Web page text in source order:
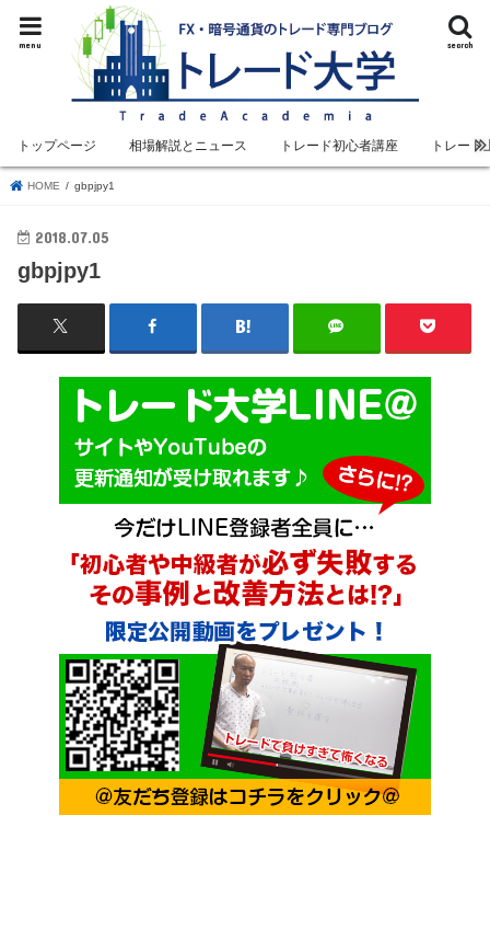
search
menu
トップページ 相場解説とニュース トレード初心者講座 トレード
HOME gbpjpy1
2018.07.05
gbpjpy1